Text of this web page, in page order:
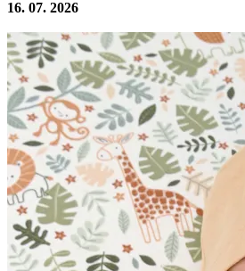
16. 07. 2026